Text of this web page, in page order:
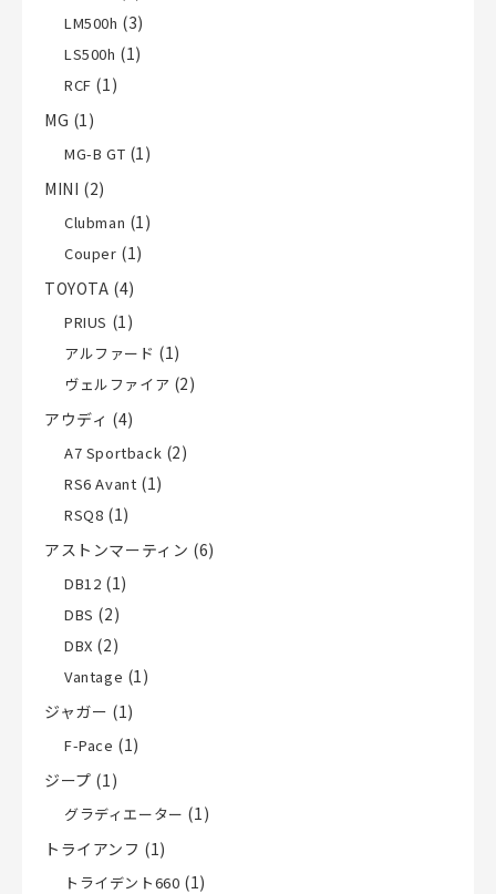
LM500h (3)
LS500h (1)
RCF (1)
MG (1)
MG-B GT (1)
MINI (2)
Clubman (1)
Couper (1)
TOYOTA (4)
PRIUS (1)
アルファード (1)
ヴェルファイア (2)
アウディ (4)
A7 Sportback (2)
RS6 Avant (1)
RSQ8 (1)
アストンマーティン (6)
DB12 (1)
DBS (2)
DBX (2)
Vantage (1)
ジャガー (1)
F-Pace (1)
ジープ (1)
グラディエーター (1)
トライアンフ (1)
トライデント660 (1)